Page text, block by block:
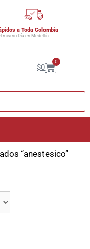
a Toda Colombia
mismo Día en Medellín
$0
0
“anestesico”